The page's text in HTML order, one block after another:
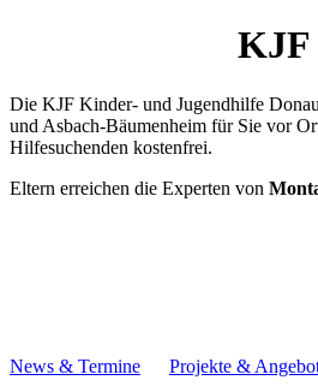
KJF
Die KJF Kinder- und Jugendhilfe
und Asbach-Bäumenheim für Sie vor
Hilfesuchenden kostenfrei.
Eltern erreichen die Experten von
News & Termine
Projekte &